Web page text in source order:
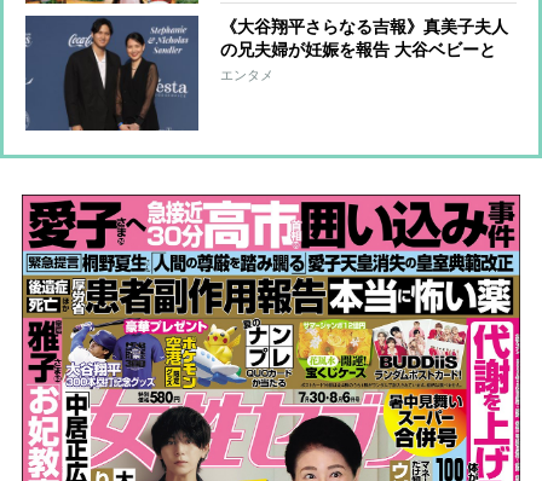
《大谷翔平さらなる吉報》真美子夫人
の兄夫婦が妊娠を報告 大谷ベビーと
「同い年のいとこ」
エンタメ